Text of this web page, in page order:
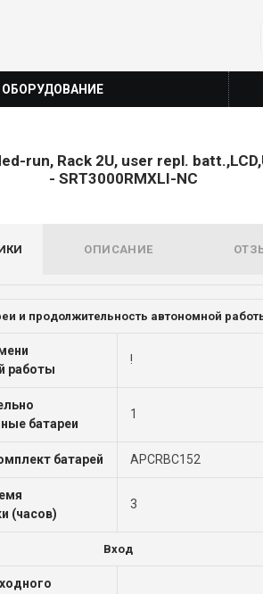
ОБОРУДОВАНИЕ
run, Rack 2U, user repl.
- SRT3000RMXLI-NC
ОПИСАНИЕ
и продолжительность автономной
работы
!
батареи
1
батарей APCRBC152
(часов)
3
Вход